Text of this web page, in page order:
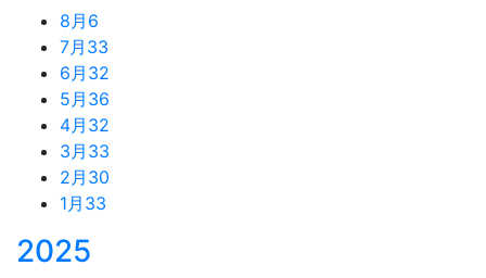
8月 6
7月 33
6月 32
5月 36
4月 32
3月 33
2月 30
1月 33
2025